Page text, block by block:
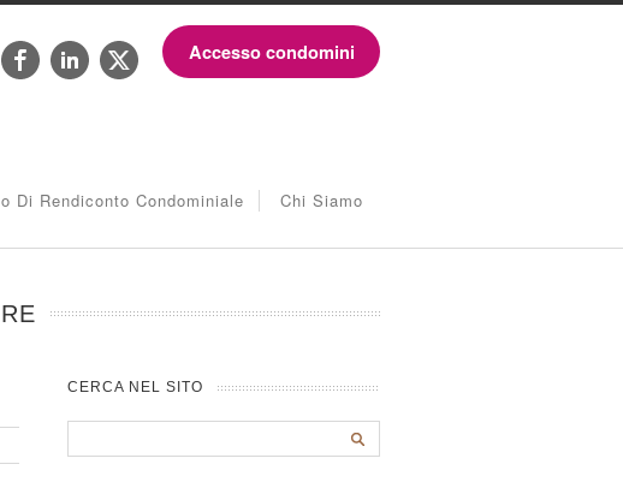
Accesso condomini
Di Rendiconto Condominiale Chi Siamo
CERCA NEL SITO